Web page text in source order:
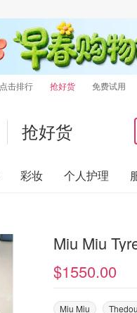
点击排行 抢好货 免费试用
抢好货
彩妆 个人护理
Miu
$1550.00
Miu Miu